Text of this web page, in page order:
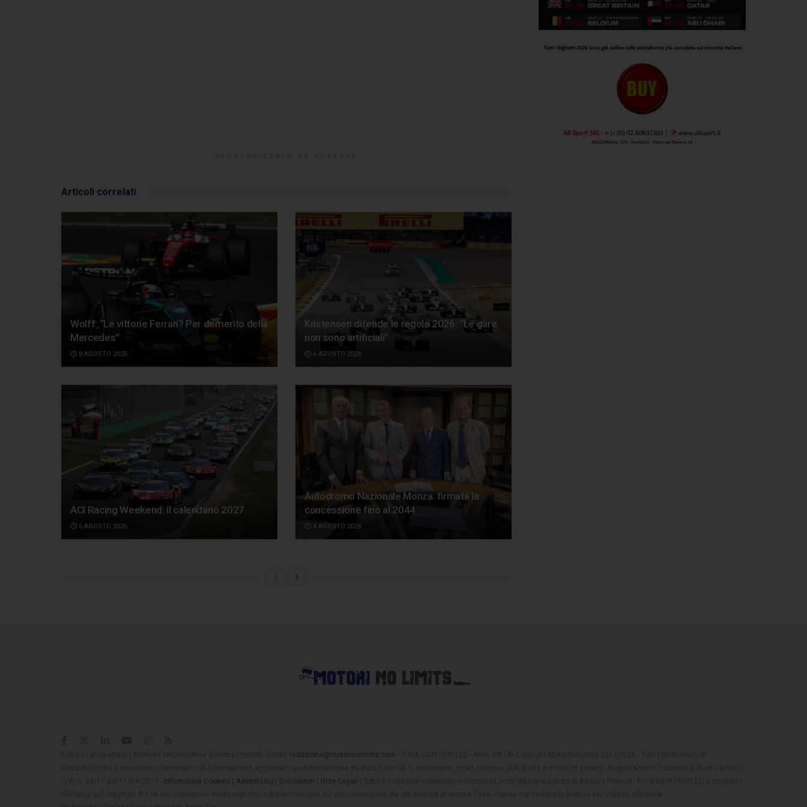
Articoli correlati
Wolff: “Le vittorie Ferrari? Per demerito della
Mercedes”
8 AGOSTO 2026
Kristensen difende le regole 2026: “Le gare
non sono artificiali”
6 AGOSTO 2026
ACI Racing Weekend: il calendario 2027
6 AGOSTO 2026
Autodromo Nazionale Monza: firmata la
concessione fino al 2044
4 AGOSTO 2026
redazione@motorinolimits.com
Informativa Cookies Advertising Disclaimer Note Legali